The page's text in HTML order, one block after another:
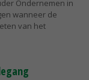
Ondernemen in
wanneer de
van het